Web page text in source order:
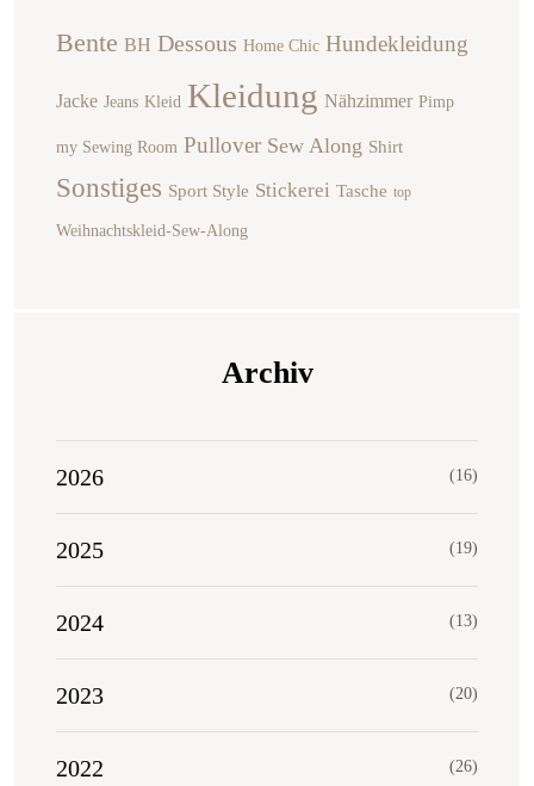
Bente BH Dessous Home Chic Hundekleidung
Jacke Jeans Kleid Kleidung Nähzimmer Pimp
my Sewing Room Pullover Sew Along Shirt
Sonstiges Sport Style Stickerei Tasche top
Weihnachtskleid-Sew-Along
Archiv
2026 (16)
2025 (19)
2024 (13)
2023 (20)
2022 (26)